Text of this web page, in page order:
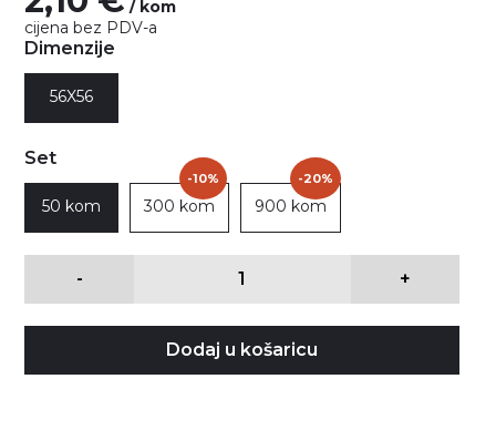
/ kom
cijena bez PDV-a
Dimenzije
56X56
Set
50 kom 300 kom
-10%
900 kom
-20%
- +
Dodaj u košaricu